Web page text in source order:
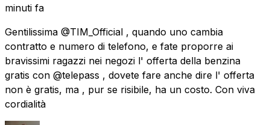
minuti fa
Gentilissima @TIM_Official , quando uno cambia
contratto e numero di telefono, e fate proporre ai
bravissimi ragazzi nei negozi l' offerta della benzina
gratis con @telepass , dovete fare anche dire l' offerta
non è gratis, ma , pur se risibile, ha un costo. Con viva
cordialità